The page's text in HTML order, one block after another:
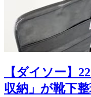
【ダイソー】
収納」が靴下